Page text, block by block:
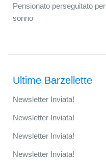
Pensionato perseguitato
sonno
Ultime Barzellette
Newsletter Inviata!
Newsletter Inviata!
Newsletter Inviata!
Newsletter Inviata!